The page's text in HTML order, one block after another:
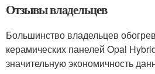
Отзывы владельцев
Большинство владельцев
керамических панелей Opal
значительную экономичность